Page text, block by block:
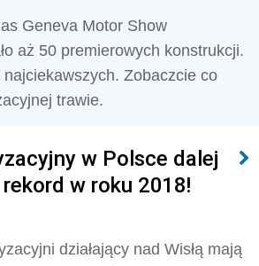
Geneva Motor Show
aż 50 premierowych konstrukcji.
Zobaczcie co
trawie.
w Polsce dalej
w roku 2018!
działający nad Wisłą mają